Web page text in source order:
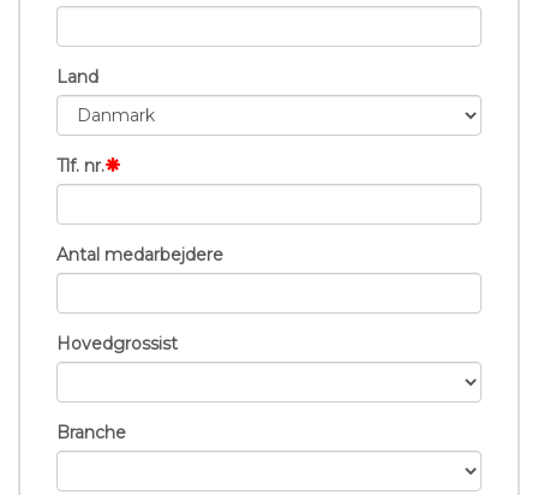
Land
Tlf. nr.
Antal medarbejdere
Hovedgrossist
Branche